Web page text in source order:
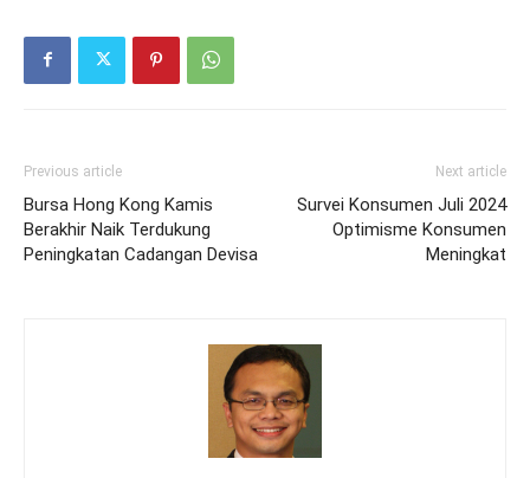
Previous article
Bursa Hong Kong Kamis
Berakhir Naik Terdukung
Peningkatan Cadangan Devisa
Next article
Survei Konsumen Juli 2024
Optimisme Konsumen
Meningkat